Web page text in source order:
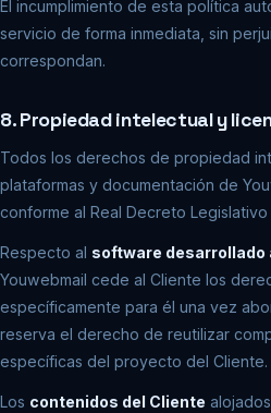
El incumplimiento de esta política
servicio de forma inmediata, sin
correspondan.
8. Propiedad intelectual y
Todos los derechos de propiedad
plataformas y documentación de
conforme al Real Decreto Legislativo
Respecto al software desarrollado
Youwebmail cede al Cliente los
específicamente para él una vez
reserva el derecho de reutilizar
específicas del proyecto del Cliente.
Los contenidos del Cliente